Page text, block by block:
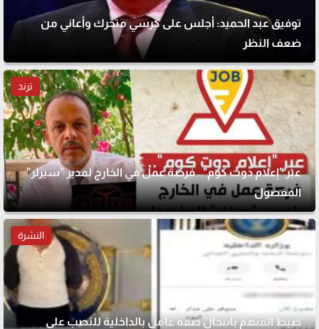
توفيق عبد الحميد: أجلس على كرسي متحرك وأعاني من
ضعف النظر
ترند
عبر "إعلام دوت كوم".. فرصة عمل في الخارج لمدير "سيزلر"
المفصول
النشرة
ضبط المتهم بانتحال صفة عامل بالداخلية للنصب على